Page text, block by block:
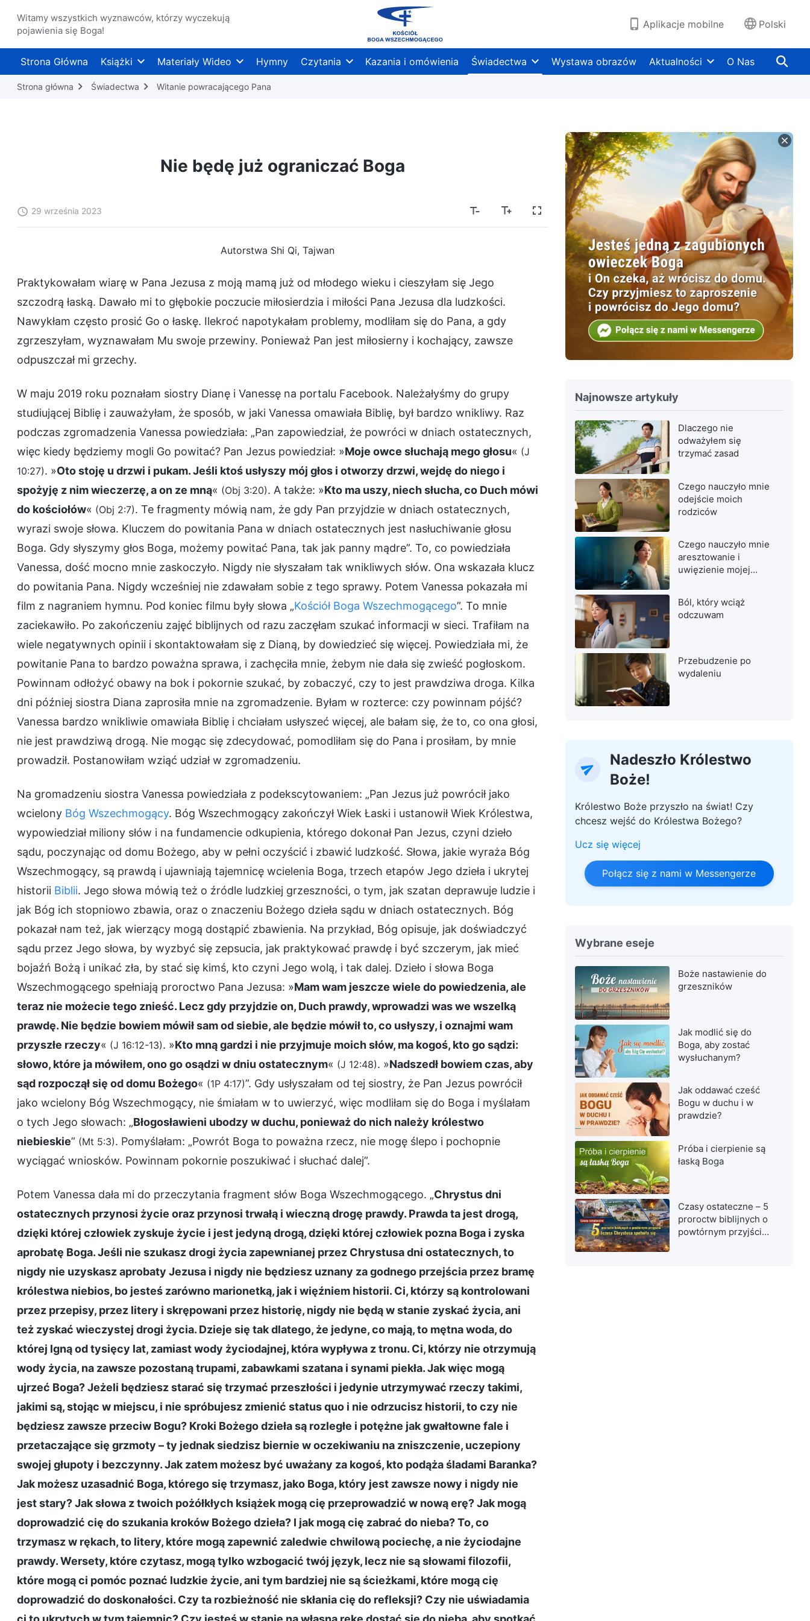
Witamy wszystkich wyznawców, którzy wyczekują
pojawienia się Boga!
Aplikacje mobilne Polski
Strona Główna Książki Materiały Wideo Hymny Czytania Kazania i omówienia Świadectwa Wystawa obrazów Aktualności O Nas
Strona główna Świadectwa Witanie powracającego Pana
Nie będę już ograniczać Boga
29 września 2023
Autorstwa Shi Qi, Tajwan
Praktykowałam wiarę w Pana Jezusa z moją mamą już od młodego wieku i cieszyłam się Jego
szczodrą łaską. Dawało mi to głębokie poczucie miłosierdzia i miłości Pana Jezusa dla ludzkości.
Nawykłam często prosić Go o łaskę. Ilekroć napotykałam problemy, modliłam się do Pana, a gdy
zgrzeszyłam, wyznawałam Mu swoje przewiny. Ponieważ Pan jest miłosierny i kochający, zawsze
odpuszczał mi grzechy.
W maju 2019 roku poznałam siostry Dianę i Vanessę na portalu Facebook. Należałyśmy do grupy
studiującej Biblię i zauważyłam, że sposób, w jaki Vanessa omawiała Biblię, był bardzo wnikliwy. Raz
podczas zgromadzenia Vanessa powiedziała: „Pan zapowiedział, że powróci w dniach ostatecznych,
więc kiedy będziemy mogli Go powitać? Pan Jezus powiedział: »Moje owce słuchają mego głosu« (J
10:27). »Oto stoję u drzwi i pukam. Jeśli ktoś usłyszy mój głos i otworzy drzwi, wejdę do niego i
spożyję z nim wieczerzę, a on ze mną« (Obj 3:20). A także: »Kto ma uszy, niech słucha, co Duch mówi
do kościołów« (Obj 2:7). Te fragmenty mówią nam, że gdy Pan przyjdzie w dniach ostatecznych,
wyrazi swoje słowa. Kluczem do powitania Pana w dniach ostatecznych jest nasłuchiwanie głosu
Boga. Gdy słyszymy głos Boga, możemy powitać Pana, tak jak panny mądre”. To, co powiedziała
Vanessa, dość mocno mnie zaskoczyło. Nigdy nie słyszałam tak wnikliwych słów. Ona wskazała klucz
do powitania Pana. Nigdy wcześniej nie zdawałam sobie z tego sprawy. Potem Vanessa pokazała mi
film z nagraniem hymnu. Pod koniec filmu były słowa „Kościół Boga Wszechmogącego”. To mnie
zaciekawiło. Po zakończeniu zajęć biblijnych od razu zaczęłam szukać informacji w sieci. Trafiłam na
wiele negatywnych opinii i skontaktowałam się z Dianą, by dowiedzieć się więcej. Powiedziała mi, że
powitanie Pana to bardzo poważna sprawa, i zachęciła mnie, żebym nie dała się zwieść pogłoskom.
Powinnam odłożyć obawy na bok i pokornie szukać, by zobaczyć, czy to jest prawdziwa droga. Kilka
dni później siostra Diana zaprosiła mnie na zgromadzenie. Byłam w rozterce: czy powinnam pójść?
Vanessa bardzo wnikliwie omawiała Biblię i chciałam usłyszeć więcej, ale bałam się, że to, co ona głosi,
nie jest prawdziwą drogą. Nie mogąc się zdecydować, pomodliłam się do Pana i prosiłam, by mnie
prowadził. Postanowiłam wziąć udział w zgromadzeniu.
Na gromadzeniu siostra Vanessa powiedziała z podekscytowaniem: „Pan Jezus już powrócił jako
wcielony Bóg Wszechmogący. Bóg Wszechmogący zakończył Wiek Łaski i ustanowił Wiek Królestwa,
wypowiedział miliony słów i na fundamencie odkupienia, którego dokonał Pan Jezus, czyni dzieło
sądu, poczynając od domu Bożego, aby w pełni oczyścić i zbawić ludzkość. Słowa, jakie wyraża Bóg
Wszechmogący, są prawdą i ujawniają tajemnicę wcielenia Boga, trzech etapów Jego dzieła i ukrytej
historii Biblii. Jego słowa mówią też o źródle ludzkiej grzeszności, o tym, jak szatan deprawuje ludzie i
jak Bóg ich stopniowo zbawia, oraz o znaczeniu Bożego dzieła sądu w dniach ostatecznych. Bóg
pokazał nam też, jak wierzący mogą dostąpić zbawienia. Na przykład, Bóg opisuje, jak doświadczyć
sądu przez Jego słowa, by wyzbyć się zepsucia, jak praktykować prawdę i być szczerym, jak mieć
bojaźń Bożą i unikać zła, by stać się kimś, kto czyni Jego wolą, i tak dalej. Dzieło i słowa Boga
Wszechmogącego spełniają proroctwo Pana Jezusa: »Mam wam jeszcze wiele do powiedzenia, ale
teraz nie możecie tego znieść. Lecz gdy przyjdzie on, Duch prawdy, wprowadzi was we wszelką
prawdę. Nie będzie bowiem mówił sam od siebie, ale będzie mówił to, co usłyszy, i oznajmi wam
przyszłe rzeczy« (J 16:12-13). »Kto mną gardzi i nie przyjmuje moich słów, ma kogoś, kto go sądzi:
słowo, które ja mówiłem, ono go osądzi w dniu ostatecznym« (J 12:48). »Nadszedł bowiem czas, aby
sąd rozpoczął się od domu Bożego« (1P 4:17)”. Gdy usłyszałam od tej siostry, że Pan Jezus powrócił
jako wcielony Bóg Wszechmogący, nie śmiałam w to uwierzyć, więc modliłam się do Boga i myślałam
o tych Jego słowach: „Błogosławieni ubodzy w duchu, ponieważ do nich należy królestwo
niebieskie” (Mt 5:3). Pomyślałam: „Powrót Boga to poważna rzecz, nie mogę ślepo i pochopnie
wyciągać wniosków. Powinnam pokornie poszukiwać i słuchać dalej”.
Potem Vanessa dała mi do przeczytania fragment słów Boga Wszechmogącego. „Chrystus dni
ostatecznych przynosi życie oraz przynosi trwałą i wieczną drogę prawdy. Prawda ta jest drogą,
dzięki której człowiek zyskuje życie i jest jedyną drogą, dzięki której człowiek pozna Boga i zyska
aprobatę Boga. Jeśli nie szukasz drogi życia zapewnianej przez Chrystusa dni ostatecznych, to
nigdy nie uzyskasz aprobaty Jezusa i nigdy nie będziesz uznany za godnego przejścia przez bramę
królestwa niebios, bo jesteś zarówno marionetką, jak i więźniem historii. Ci, którzy są kontrolowani
przez przepisy, przez litery i skrępowani przez historię, nigdy nie będą w stanie zyskać życia, ani
też zyskać wieczystej drogi życia. Dzieje się tak dlatego, że jedyne, co mają, to mętna woda, do
której lgną od tysięcy lat, zamiast wody życiodajnej, która wypływa z tronu. Ci, którzy nie otrzymują
wody życia, na zawsze pozostaną trupami, zabawkami szatana i synami piekła. Jak więc mogą
ujrzeć Boga? Jeżeli będziesz starać się trzymać przeszłości i jedynie utrzymywać rzeczy takimi,
jakimi są, stojąc w miejscu, i nie spróbujesz zmienić status quo i nie odrzucisz historii, to czy nie
będziesz zawsze przeciw Bogu? Kroki Bożego dzieła są rozległe i potężne jak gwałtowne fale i
przetaczające się grzmoty – ty jednak siedzisz biernie w oczekiwaniu na zniszczenie, uczepiony
swojej głupoty i bezczynny. Jak zatem możesz być uważany za kogoś, kto podąża śladami Baranka?
Jak możesz uzasadnić Boga, którego się trzymasz, jako Boga, który jest zawsze nowy i nigdy nie
jest stary? Jak słowa z twoich pożółkłych książek mogą cię przeprowadzić w nową erę? Jak mogą
doprowadzić cię do szukania kroków Bożego dzieła? I jak mogą cię zabrać do nieba? To, co
trzymasz w rękach, to litery, które mogą zapewnić zaledwie chwilową pociechę, a nie życiodajne
prawdy. Wersety, które czytasz, mogą tylko wzbogacić twój język, lecz nie są słowami filozofii,
które mogą ci pomóc poznać ludzkie życie, ani tym bardziej nie są ścieżkami, które mogą cię
doprowadzić do doskonałości. Czy ta rozbieżność nie skłania cię do refleksji? Czy nie uświadamia
Najnowsze artykuły
Dlaczego nie
odważyłem się
trzymać zasad
Czego nauczyło mnie
odejście moich
rodziców
Czego nauczyło mnie
aresztowanie i
uwięzienie mojej
Ból, który wciąż
odczuwam
Przebudzenie po
wydaleniu
Nadeszło Królestwo
Boże!
Królestwo Boże przyszło na świat! Czy
chcesz wejść do Królestwa Bożego?
Ucz się więcej
Połącz się z nami w Messengerze
Wybrane eseje
Boże nastawienie do
grzeszników
Jak modlić się do
Boga, aby zostać
wysłuchanym?
Jak oddawać cześć
Bogu w duchu i w
prawdzie?
Próba i cierpienie są
łaską Boga
Czasy ostateczne – 5
proroctw biblijnych o
powtórnym przyjściu